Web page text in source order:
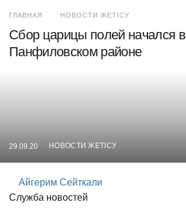
ГЛАВНАЯ НОВОСТИ ЖЕТІСУ
Сбор царицы полей начался в
Панфиловском районе
29.09.20 НОВОСТИ ЖЕТІСУ
Айгерим Сейткали
Служба новостей